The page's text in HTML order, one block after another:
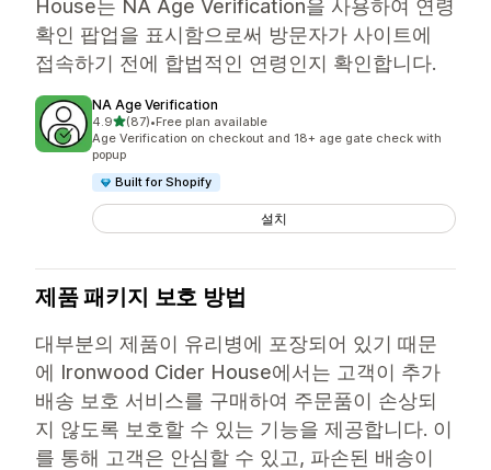
House는 NA Age Verification을 사용하여 연령
확인 팝업을 표시함으로써 방문자가 사이트에
접속하기 전에 합법적인 연령인지 확인합니다.
NA Age Verification
4.9별 5개 중
(87)
총 리뷰 87개
•Free plan available
Age Verification on checkout and 18+ age gate check with
popup
Built for Shopify
설치
제품 패키지 보호 방법
대부분의 제품이 유리병에 포장되어 있기 때문
에 Ironwood Cider House에서는 고객이 추가
배송 보호 서비스를 구매하여 주문품이 손상되
지 않도록 보호할 수 있는 기능을 제공합니다. 이
를 통해 고객은 안심할 수 있고, 파손된 배송이